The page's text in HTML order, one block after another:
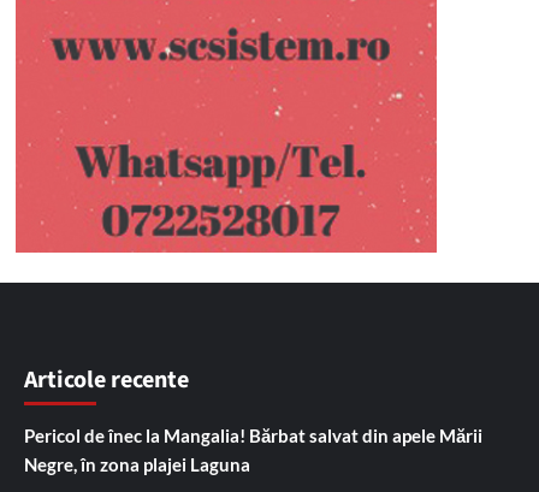
Articole recente
Pericol de înec la Mangalia! Bărbat salvat din apele Mării
Negre, în zona plajei Laguna